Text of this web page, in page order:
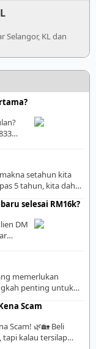
Selangor, KL dan
= 3
setahun kita
5 tahun, kita dah
simpanan, nasihat
harga rumah kita
selesai RM16k?
DM
je.
memerlukan
penting untuk
anda membeli
Bajet – Kira
kira gaji,
Scam
Scam! 🌿🏡 Beli
kalau tersilap